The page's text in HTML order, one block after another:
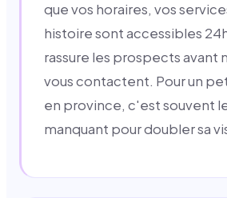
que vos horaires, vos
histoire sont accessibles
rassure les prospects avant
vous contactent. Pour un
en province, c'est souvent
manquant pour doubler sa